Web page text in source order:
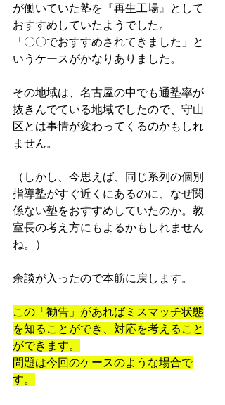
が働いていた塾を『再生工場』として
おすすめしていたようでした。
「〇〇でおすすめされてきました」と
いうケースがかなりありました。
その地域は、名古屋の中でも通塾率が
抜きんでている地域でしたので、守山
区とは事情が変わってくるのかもしれ
ません。
（しかし、今思えば、同じ系列の個別
指導塾がすぐ近くにあるのに、なぜ関
係ない塾をおすすめしていたのか。教
室長の考え方にもよるかもしれません
ね。）
余談が入ったので本筋に戻します。
この「勧告」があればミスマッチ状態
を知ることができ、対応を考えること
ができます。
問題は今回のケースのような場合で
す。